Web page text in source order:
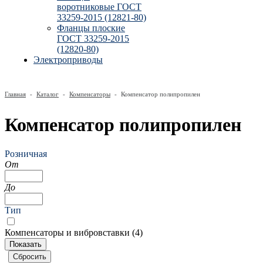
воротниковые ГОСТ
33259-2015 (12821-80)
Фланцы плоские
ГОСТ 33259-2015
(12820-80)
Электроприводы
Главная - Каталог - Компенсаторы - Компенсатор полипропилен
Компенсатор полипропилен
Розничная
От
До
Тип
Компенсаторы и вибровставки (4)